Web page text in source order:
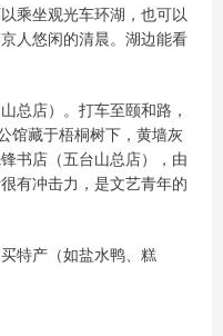
乘坐观光车环湖，也可以
人悠闲的清晨。湖边能看
总店）。打车至颐和路，
馆藏于梧桐树下，黄墙灰
书店（五台山总店），由
有冲击力，是文艺青年的
特产（如盐水鸭、糕